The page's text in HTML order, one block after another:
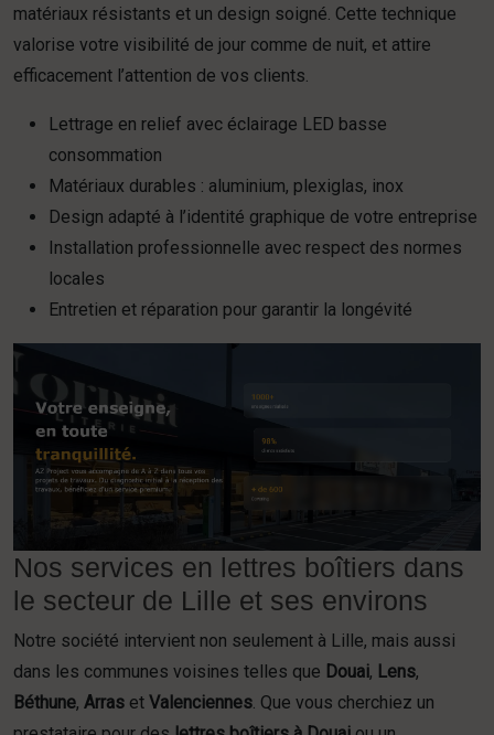
matériaux résistants et un design soigné. Cette technique
valorise votre visibilité de jour comme de nuit, et attire
efficacement l’attention de vos clients.
Lettrage en relief avec éclairage LED basse
consommation
Matériaux durables : aluminium, plexiglas, inox
Design adapté à l’identité graphique de votre entreprise
Installation professionnelle avec respect des normes
locales
Entretien et réparation pour garantir la longévité
Nos services en lettres boîtiers dans
le secteur de Lille et ses environs
Notre société intervient non seulement à Lille, mais aussi
dans les communes voisines telles que Douai, Lens,
Béthune, Arras et Valenciennes . Que vous cherchiez un